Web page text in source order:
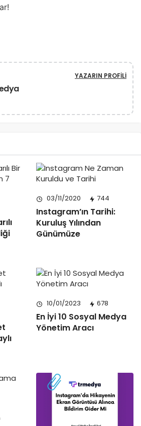
YAZARIN PROFILI
03/11/2020 744
Instagram’ın Tarihi:
Kuruluş Yılından
Günümüze
10/01/2023 678
En İyi 10 Sosyal Medya
Yönetim Aracı